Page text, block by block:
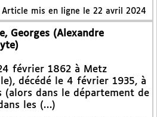
Article mis en ligne le 22 avril 2024
Georges (Alexandre
février 1862 à Metz
décédé le 4 février 1935, à
(alors dans le département de
les (…)